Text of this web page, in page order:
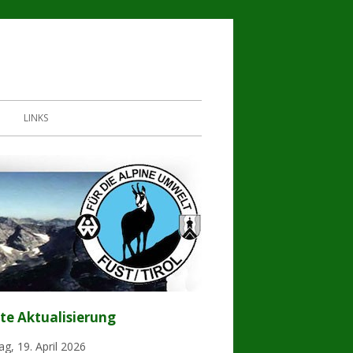
LINKS
Aktualisierung
19. April 2026